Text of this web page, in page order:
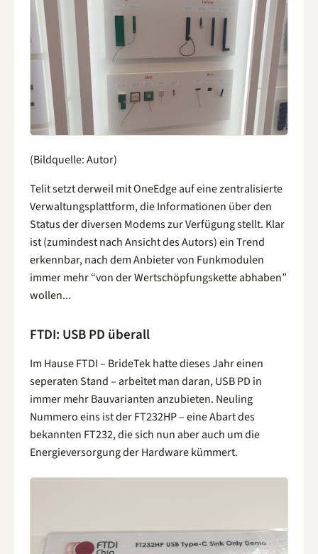
(Bildquelle: Autor)
Telit setzt derweil mit OneEdge auf eine zentralisierte
Verwaltungsplattform, die Informationen über den
Status der diversen Modems zur Verfügung stellt. Klar
ist (zumindest nach Ansicht des Autors) ein Trend
erkennbar, nach dem Anbieter von Funkmodulen
immer mehr “von der Wertschöpfungskette abhaben”
wollen...
FTDI: USB PD überall
Im Hause FTDI – BrideTek hatte dieses Jahr einen
seperaten Stand – arbeitet man daran, USB PD in
immer mehr Bauvarianten anzubieten. Neuling
Nummero eins ist der FT232HP – eine Abart des
bekannten FT232, die sich nun aber auch um die
Energieversorgung der Hardware kümmert.